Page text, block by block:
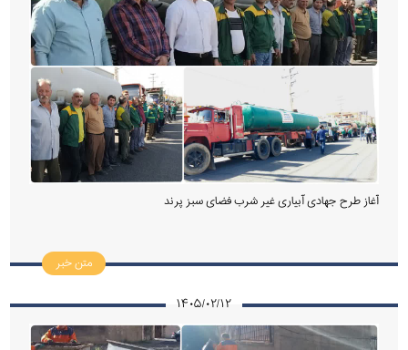
آغاز طرح جهادی آبیاری غیر شرب فضای سبز پرند
متن خبر
۱۴۰۵/۰۲/۱۲